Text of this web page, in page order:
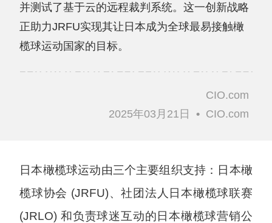
并测试了基于云的远程裁判系统。这一创新战略
正助力JRFU实现其让日本成为全球最易接触橄
榄球运动国家的目标。
CIO.com
2025年03月21日
• CIO.com
日本橄榄球运动由三个主要组织支持：日本橄
榄球协会 (JRFU)、社团法人日本橄榄球联赛
(JRLO) 和负责球迷互动的日本橄榄球营销公